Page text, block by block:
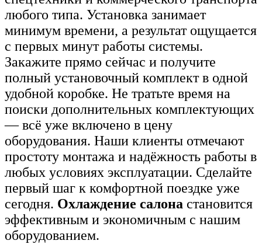
любого типа. Установка занимает
минимум времени, а результат ощущается
с первых минут работы системы.
Закажите прямо сейчас и получите
полный установочный комплект в одной
удобной коробке. Не тратьте время на
поиски дополнительных комплектующих
— всё уже включено в цену
оборудования. Наши клиенты отмечают
простоту монтажа и надёжность работы в
любых условиях эксплуатации. Сделайте
первый шаг к комфортной поездке уже
сегодня. Охлаждение салона становится
эффективным и экономичным с нашим
оборудованием.